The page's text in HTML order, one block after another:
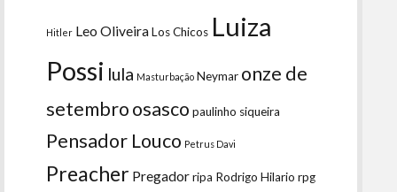
Hitler Leo OliveiraLos Chicos Luiza
Possi lula Masturbação Neymar onze de
setembroosasco paulinho siqueira
Pensador Louco Petrus Davi
Preacher Pregadorripa Rodrigo Hilario rpg